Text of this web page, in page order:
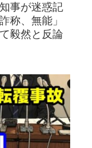
事が迷惑記
称、無能」
毅然と反論